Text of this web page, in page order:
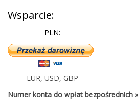
Wsparcie:
PLN:
EUR, USD, GBP
Numer konta do wpłat bezpośrednich »